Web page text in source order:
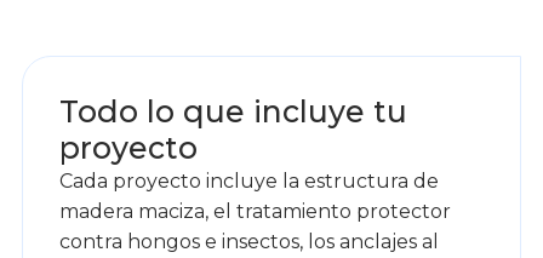
Todo lo que incluye tu
proyecto
Cada proyecto incluye la estructura de
madera maciza, el tratamiento protector
contra hongos e insectos, los anclajes al